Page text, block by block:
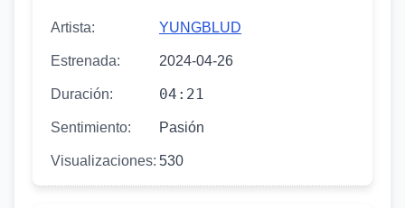
Artista: YUNGBLUD
Estrenada: 2024-04-26
Duración: 04:21
Sentimiento: Pasión
Visualizaciones: 530